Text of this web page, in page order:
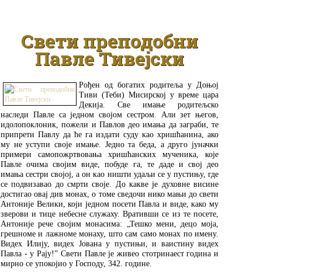
Свети преподобни
Павле Тивејски
Рођен од богатих родитеља у Доњој
Тиви (Теби) Мисирској у време цара
Декија. Све имање родитељско
наследи Павле са једном својом сестром. Али зет његов,
идолопоклоник, пожели и Павлов део имања да заграби, те
припрети Павлу да ће га издати суду као хришћанина, ако
му не уступи своје имање. Једно та беда, а друго јуначки
примери самопожртвовања хришћанских мученика, које
Павле очима својим виде, побуде га, те даде и свој део
имања сестри својој, а он као ништи удаљи се у пустињу, где
се подвизавао до смрти своје. До какве је духовне висине
достигао овај див монах, о томе сведочи нико мањи до свети
Антоније Велики, који једном посети Павла и виде, како му
зверови и тице небесне служаху. Вративши се из те посете,
Антоније рече својим монасима: „Тешко мени, децо моја,
грешноме и лажноме монаху, што сам само монах по имену.
Видех Илију, видех Јована у пустињи, и ваистину видех
Павла - у Рају!” Свети Павле је живео стотринаест година и
мирно се упокојио у Господу, 342. године.